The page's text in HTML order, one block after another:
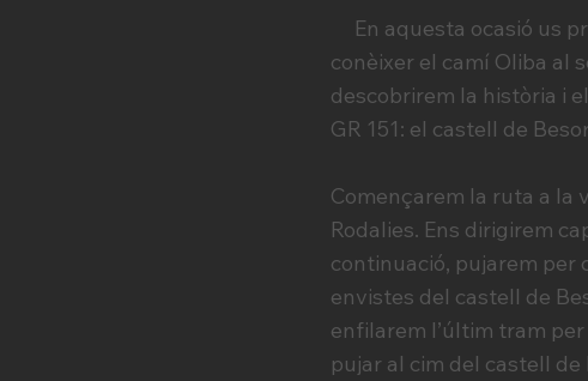
En aquesta ocasió us
conèixer el camí Oliba al
descobrirem la història i
GR 151: el castell de
Començarem la ruta a la
Rodalies. Ens dirigirem
continuació, pujarem per
envistes del castell de
enfilarem l’últim tram
pujar al cim del castell de